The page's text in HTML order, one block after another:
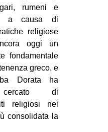
rumeni e
a causa di
religiose
oggi un
fondamentale
greco, e
Dorata ha
cercato di
religiosi nei
consolidata la